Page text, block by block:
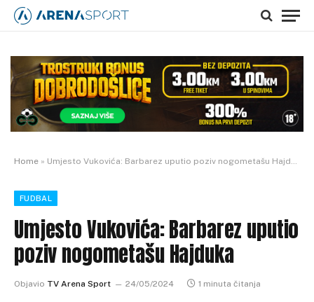
Home » Umjesto Vukovića: Barbarez uputio poziv nogometašu Hajduka
FUDBAL
Umjesto Vukovića: Barbarez uputio
poziv nogometašu Hajduka
Objavio TV Arena Sport 24/05/2024 1 minuta čitanja